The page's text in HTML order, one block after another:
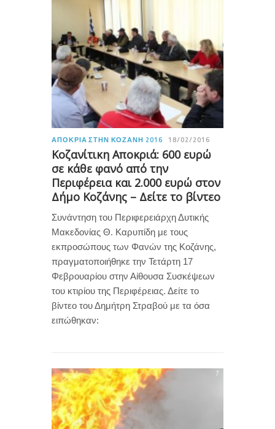
ΑΠΟΚΡΙΆ ΣΤΗΝ ΚΟΖΆΝΗ 2016 18/02/2016
Κοζανίτικη Αποκριά: 600 ευρώ
σε κάθε φανό από την
Περιφέρεια και 2.000 ευρώ στον
Δήμο Κοζάνης – Δείτε το βίντεο
Συνάντηση του Περιφερειάρχη Δυτικής
Μακεδονίας Θ. Καρυπίδη με τους
εκπροσώπους των Φανών της Κοζάνης,
πραγματοποιήθηκε την Τετάρτη 17
Φεβρουαρίου στην Αίθουσα Συσκέψεων
του κτιρίου της Περιφέρειας. Δείτε το
βίντεο του Δημήτρη Στραβού με τα όσα
ειπώθηκαν:
7